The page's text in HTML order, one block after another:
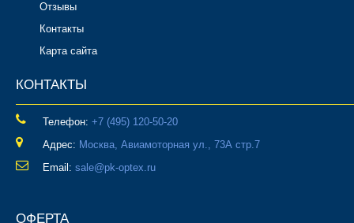
Отзывы
Контакты
Карта сайта
КОНТАКТЫ
Телефон: ‎+7 (495) 120-50-20
Адрес: Москва, Авиамоторная ул., 73А стр.7
Email: sale@pk-optex.ru
ОФЕРТА